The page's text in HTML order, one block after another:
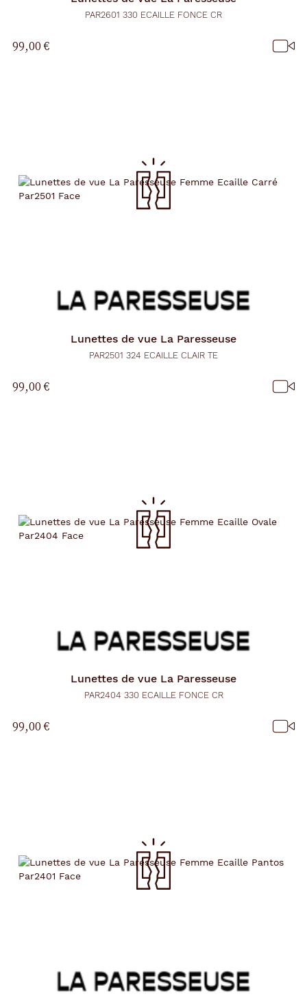
PAR2601 330 ECAILLE FONCE CR
99,00 €
Lunettes de vue La Paresseuse
PAR2501 324 ECAILLE CLAIR TE
99,00 €
Lunettes de vue La Paresseuse
PAR2404 330 ECAILLE FONCE CR
99,00 €